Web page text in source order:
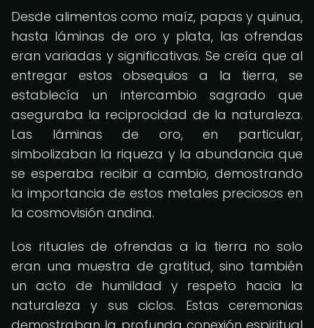
Desde alimentos como maíz, papas y quinua,
hasta láminas de oro y plata, las ofrendas
eran variadas y significativas. Se creía que al
entregar estos obsequios a la tierra, se
establecía un intercambio sagrado que
aseguraba la reciprocidad de la naturaleza.
Las láminas de oro, en particular,
simbolizaban la riqueza y la abundancia que
se esperaba recibir a cambio, demostrando
la importancia de estos metales preciosos en
la cosmovisión andina.
Los rituales de ofrendas a la tierra no solo
eran una muestra de gratitud, sino también
un acto de humildad y respeto hacia la
naturaleza y sus ciclos. Estas ceremonias